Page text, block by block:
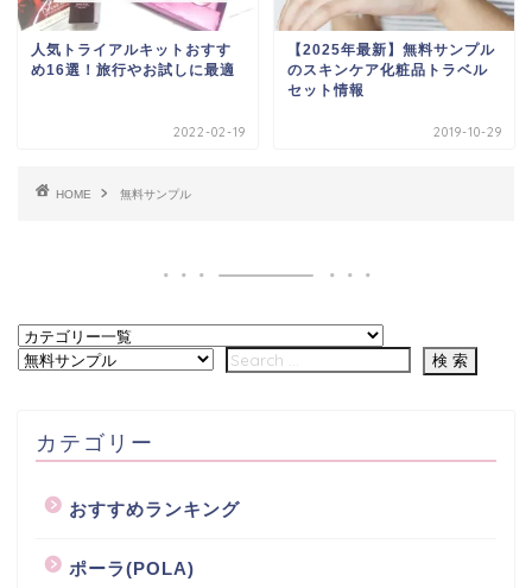
人気トライアルキットおすす
め16選！旅行やお試しに最適
2022-02-19
【2025年最新】無料サンプル
のスキンケア化粧品トラベル
セット情報
2019-10-29
HOME 無料サンプル
カテゴリー
おすすめランキング
ポーラ(POLA)